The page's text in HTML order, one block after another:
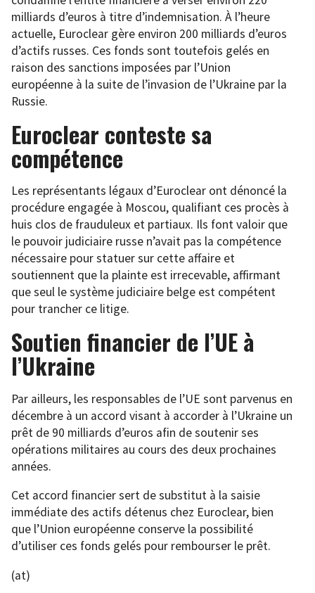
milliards d’euros à titre d’indemnisation. À l’heure
actuelle, Euroclear gère environ 200 milliards d’euros
d’actifs russes. Ces fonds sont toutefois gelés en
raison des sanctions imposées par l’Union
européenne à la suite de l’invasion de l’Ukraine par la
Russie.
Euroclear conteste sa
compétence
Les représentants légaux d’Euroclear ont dénoncé la
procédure engagée à Moscou, qualifiant ces procès à
huis clos de frauduleux et partiaux. Ils font valoir que
le pouvoir judiciaire russe n’avait pas la compétence
nécessaire pour statuer sur cette affaire et
soutiennent que la plainte est irrecevable, affirmant
que seul le système judiciaire belge est compétent
pour trancher ce litige.
Soutien financier de l’UE à
l’Ukraine
Par ailleurs, les responsables de l’UE sont parvenus en
décembre à un accord visant à accorder à l’Ukraine un
prêt de 90 milliards d’euros afin de soutenir ses
opérations militaires au cours des deux prochaines
années.
Cet accord financier sert de substitut à la saisie
immédiate des actifs détenus chez Euroclear, bien
que l’Union européenne conserve la possibilité
d’utiliser ces fonds gelés pour rembourser le prêt.
(at)